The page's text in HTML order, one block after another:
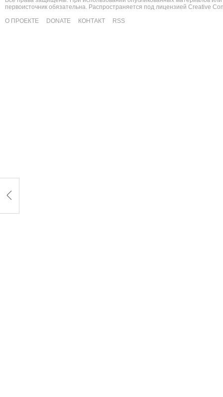
первоисточник обязательна. Распространяется под лицензией Creative
О ПРОЕКТЕ
DONATE КОНТАКТ RSS